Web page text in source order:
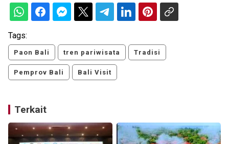
Tags:
Paon Bali tren pariwisata Tradisi
Pemprov Bali Bali Visit
Terkait